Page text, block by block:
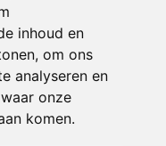
inhoud en
om ons
analyseren en
onze
komen.